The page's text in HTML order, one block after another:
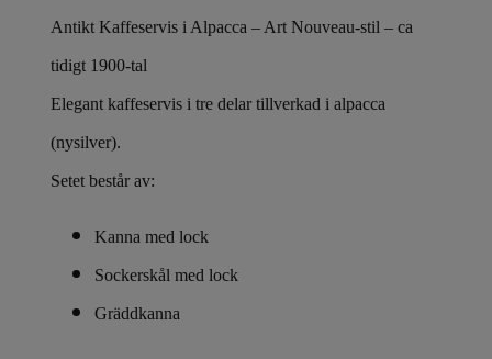
Antikt Kaffeservis i Alpacca – Art Nouveau-stil – ca
tidigt 1900-tal
Elegant kaffeservis i tre delar tillverkad i alpacca
(nysilver).
Setet består av:
Kanna med lock
Sockerskål med lock
Gräddkanna